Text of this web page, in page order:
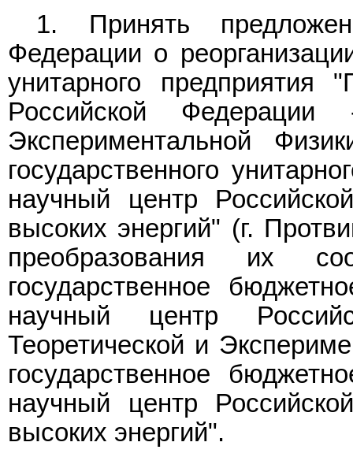
1. Принять
Федерации о
унитарного предприятия
Российской
Экспериментальной
государственного
научный центр
высоких энергий" (г.
преобразования их
государственное
научный центр
Теоретической и
государственное
научный центр
высоких энергий".